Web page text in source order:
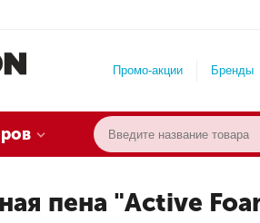
Промо-акции Бренды
пена "Active